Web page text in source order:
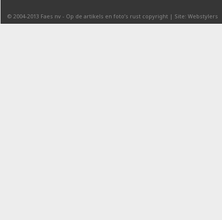
© 2004-2013 Faes nv - Op de artikels en foto’s rust copyright | Site: Webstylers